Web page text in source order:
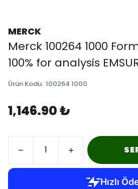
MERCK
Merck 100264 1000
100% for analysis
Ürün Kodu: 100264 1000
1,146.90 ₺